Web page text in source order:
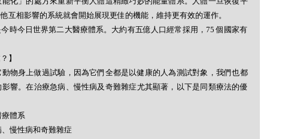
互相影響的系統就會開始展現更佳的機能，維持更有效的運作。
時今日世界第二大醫療體系。大約有五億人口經常採用，75 個國家有
】
動物身上做過試驗，因為它們全都是以健康的人為測試對象，我們也都
響。在治療急病、慢性病及奇難雜症尤其顯著，以下是同類療法的優
體系
慢性病和奇難雜症